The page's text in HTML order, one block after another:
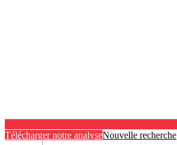
Télécharger notre analyseNouvelle recherche